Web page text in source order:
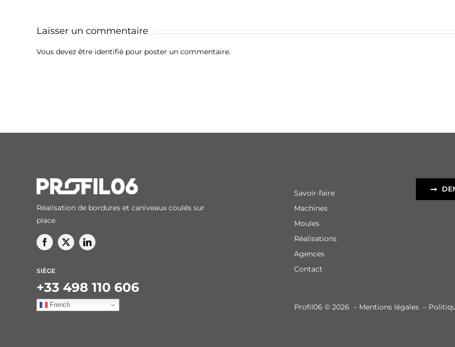
Laisser un commentaire
Vous devez être identifié pour poster un commentaire.
Réalisation de bordures et caniveaux coulés sur
place
SIÈGE
+33 498 110 606
French
Savoir-faire
Machines
Moules
Réalisations
Agences
Contact
Profil06 © 2026 – Mentions légales –